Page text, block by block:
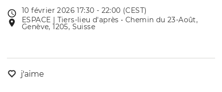
Date
de
l'évênement
10 février 2026 17:30 - 22:00 (CEST)
Lieu
de
ESPACE | Tiers-lieu d'après • Chemin du 23-Août,
Genève, 1205, Suisse
j'aime